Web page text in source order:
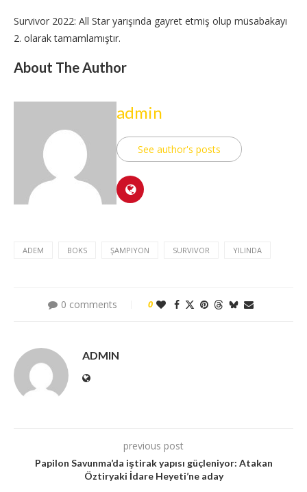
Survivor 2022: All Star yarışında gayret etmiş olup müsabakayı
2. olarak tamamlamıştır.
About The Author
admin
See author's posts
ADEM BOKS ŞAMPIYON SURVIVOR YILINDA
0 comments 0
ADMIN
previous post
Papilon Savunma’da iştirak yapısı güçleniyor: Atakan
Öztiryaki İdare Heyeti’ne aday